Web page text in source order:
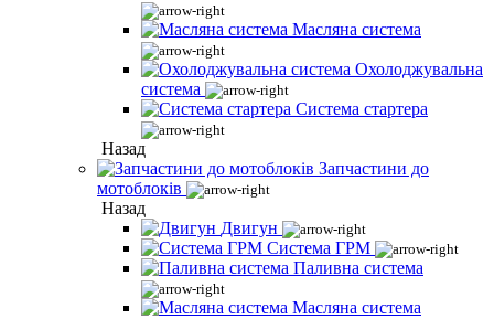
Масляна система
Охолоджувальна
система
Система стартера
Назад
Запчастини до
мотоблоків
Назад
Двигун
Система ГРМ
Паливна система
Масляна система